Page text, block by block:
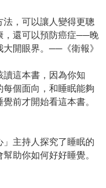
，可以讓人變得更聰
，還可以預防癌症──晚
開眼界。──《衛報》
這本書，因為你知
個面向，和睡眠能夠
前才開始看這本書。
主持人探究了睡眠的
助你如何好好睡覺。